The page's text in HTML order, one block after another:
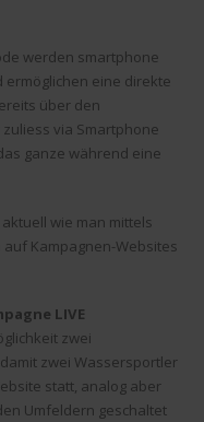
werden smartphone
ermöglichen eine direkte
über den
via Smartphone
ganze während eine
wie man mittels
Kampagnen-Websites
LIVE
zwei
zwei Wassersportler
statt, analog aber
Umfeldern geschaltet